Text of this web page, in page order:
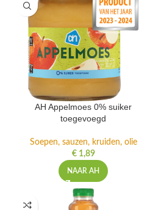
AH Appelmoes 0% suiker
toegevoegd
Soepen, sauzen, kruiden, olie
€1,89
NAAR AH